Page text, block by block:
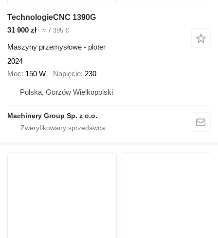
TechnologieCNC 1390G
31 900 zł
≈ 7 395 €
Maszyny przemysłowe - ploter
2024
Moc 150 W Napięcie 230
Polska, Gorzów Wielkopolski
Machinery Group Sp. z o.o.